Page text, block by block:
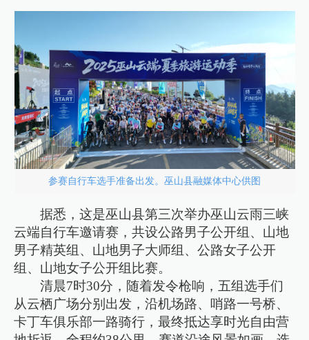
参赛自行车选手准备出发。巫山县融媒体中心供图
据悉，这是巫山县第三次举办巫山云雨三峡
云端自行车邀请赛，共设公路男子公开组、山地
男子精英组、山地男子大师组、公路女子公开
组、山地女子公开组比赛。
清晨7时30分，随着发令枪响，五组选手们
从云栖广场分别出发，沿机场路、哨路一号桥、
卡丁车俱乐部一路骑行，最终抵达享时光自由营